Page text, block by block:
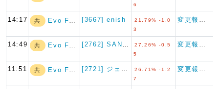
6
14:17 共 Evo Fund [3667] enish
21.79% -1.0
3
14:49 共 Evo Fund
27.26% -0.5
5
11:51 共 Evo Fund
26.71% -1.2
7